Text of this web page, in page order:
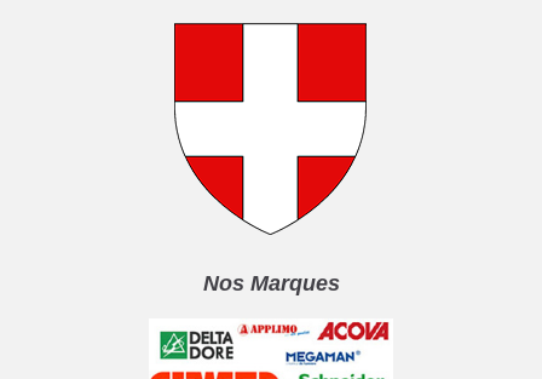
Nos Marques